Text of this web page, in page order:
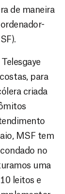
de maneira
para
criada
MSF tem
no
uma
leitos e